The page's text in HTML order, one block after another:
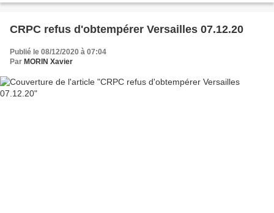
CRPC refus d'obtempérer Versailles 07.12.20
Publié le 08/12/2020 à 07:04
Par MORIN Xavier